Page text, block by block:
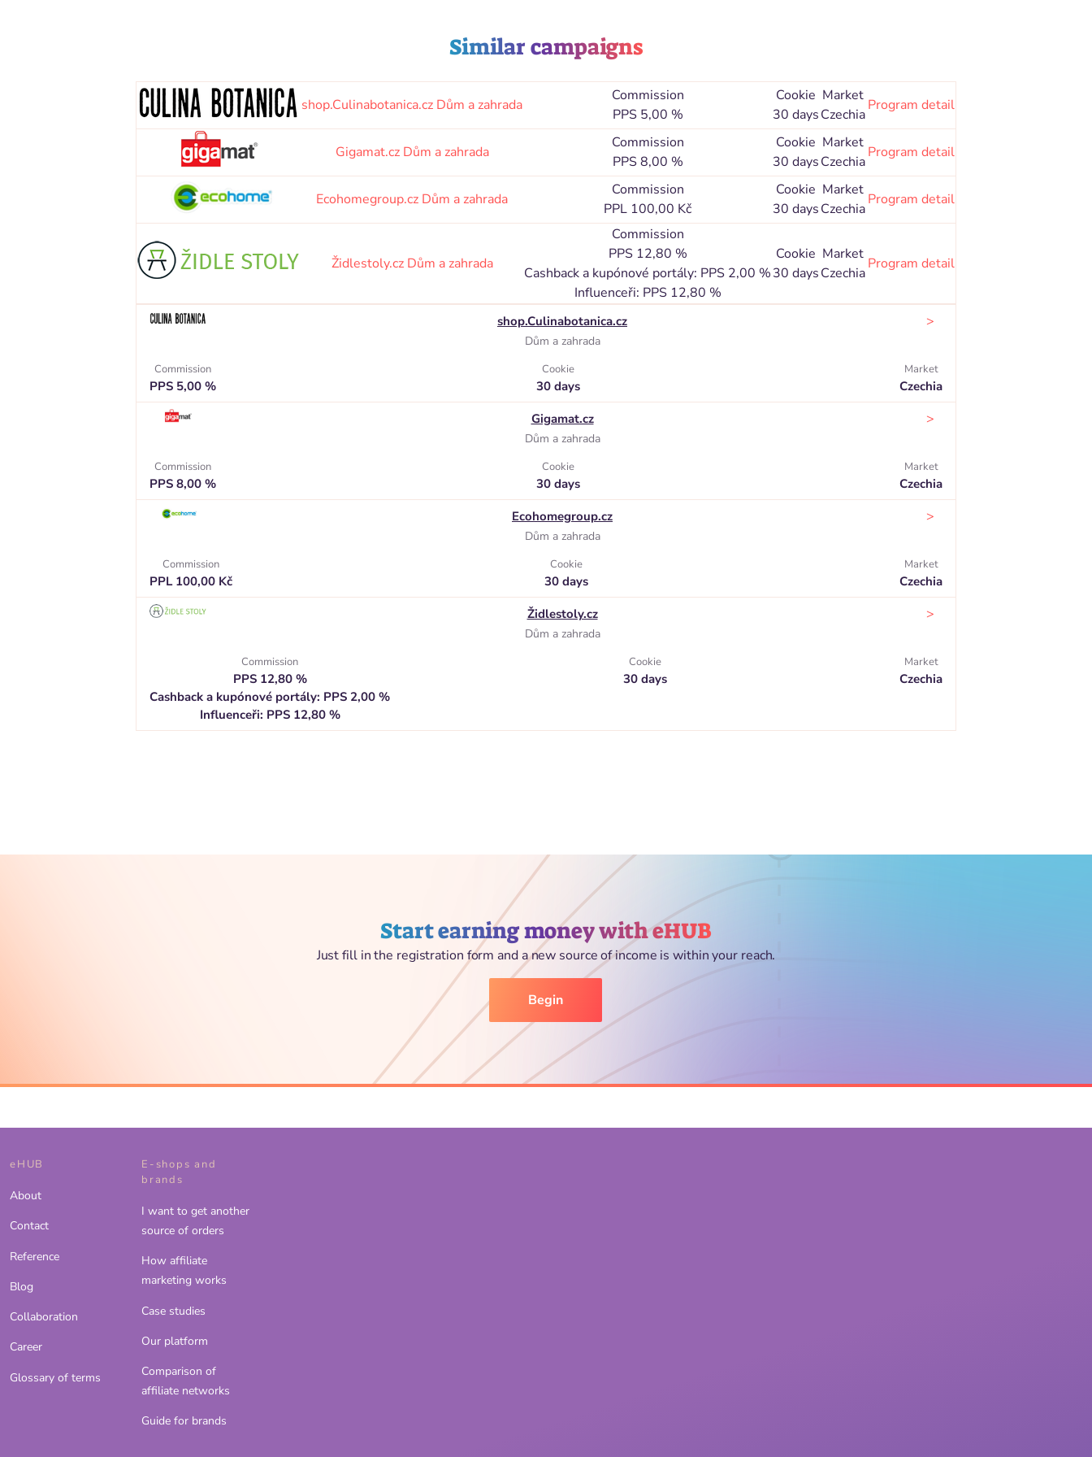
Similar campaigns
shop.Culinabotanica.cz Dům a zahrada
Commission
PPS 5,00 %
Cookie
30 days
Market
Czechia
Program detail
Gigamat.cz Dům a zahrada
Commission
PPS 8,00 %
Cookie
30 days
Market
Czechia
Program detail
Ecohomegroup.cz Dům a zahrada
Commission
PPL 100,00 Kč
Cookie
30 days
Market
Czechia
Program detail
Židlestoly.cz Dům a zahrada
Commission
PPS 12,80 %
Cashback a kupónové portály: PPS 2,00 %
Influenceři: PPS 12,80 %
Cookie
30 days
Market
Czechia
Program detail
shop.Culinabotanica.cz
Dům a zahrada
>
Commission
PPS 5,00 %
Cookie
30 days
Market
Czechia
Gigamat.cz
Dům a zahrada
>
Commission
PPS 8,00 %
Cookie
30 days
Market
Czechia
Ecohomegroup.cz
Dům a zahrada
>
Commission
PPL 100,00 Kč
Cookie
30 days
Market
Czechia
Židlestoly.cz
Dům a zahrada
>
Commission
PPS 12,80 %
Cashback a kupónové portály: PPS 2,00 %
Influenceři: PPS 12,80 %
Cookie
30 days
Market
Czechia
Start earning money with eHUB
Just fill in the registration form and a new source of income is within your reach.
Begin
eHUB
About
Contact
Reference
Blog
Collaboration
Career
Glossary of terms
E-shops and
brands
I want to get another
source of orders
How affiliate
marketing works
Case studies
Our platform
Comparison of
affiliate networks
Guide for brands